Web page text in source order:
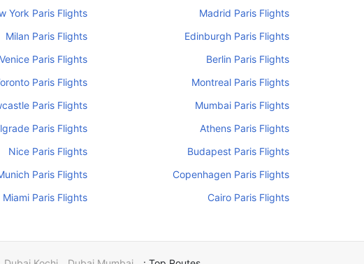
Madrid Paris Flights
York Paris Flights
Edinburgh Paris Flights
Milan Paris Flights
Berlin Paris Flights
Venice Paris Flights
Montreal Paris Flights
Paris Flights
Mumbai Paris Flights
Paris Flights
Athens Paris Flights
Paris Flights
Budapest Paris Flights
Nice Paris Flights
Copenhagen Paris Flights
Paris Flights
Cairo Paris Flights
Miami Paris Flights